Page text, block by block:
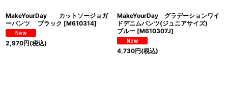
MakeYourDay カットソージョガ
ーパンツ ブラック [M610314]
2,970円(税込)
MakeYourDay グラデーションワイ
ドデニムパンツ(ジュニアサイズ)
ブルー [M610307J]
4,730円(税込)